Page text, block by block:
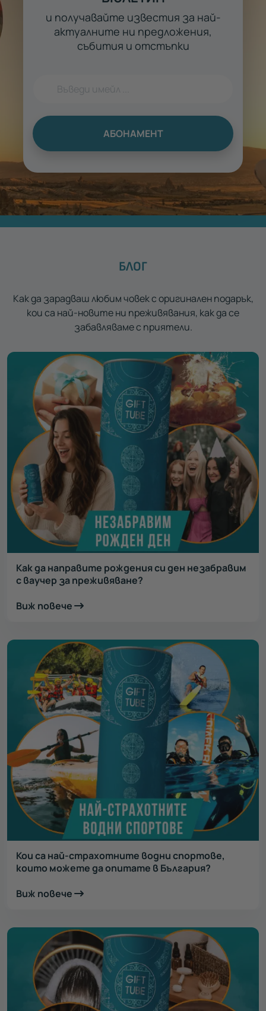
и получавайте известия за най-
актуалните ни предложения,
събития и отстъпки
АБОНАМЕНТ
БЛОГ
Как да зарадваш любим човек с оригинален подарък,
кои са най-новите ни преживявания, как да се
забавляваме с приятели.
Как да направите рождения си ден незабравим
с ваучер за преживяване?
Виж повече
Кои са най-страхотните водни спортове,
които можете да опитате в България?
Виж повече